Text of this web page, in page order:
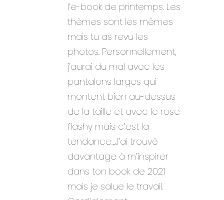
l’e-book de printemps. Les
thèmes sont les mêmes
mais tu as revu les
photos. Personnellement,
j’aurai du mal avec les
pantalons larges qui
montent bien au-dessus
de la taille et avec le rose
flashy mais c’est la
tendance…J’ai trouvé
davantage à m’inspirer
dans ton book de 2021
mais je salue le travail.